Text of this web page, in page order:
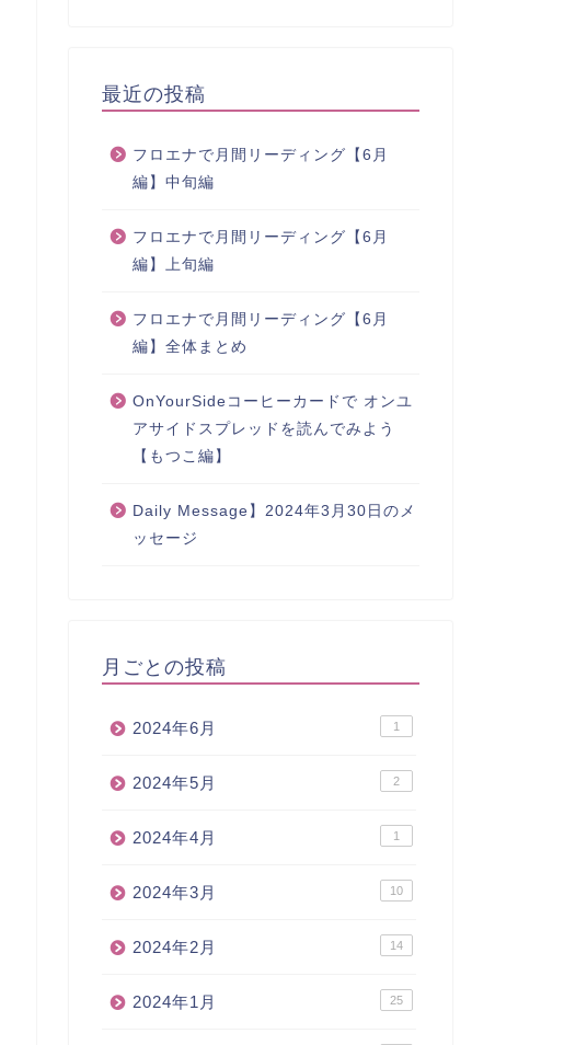
最近の投稿
フロエナで月間リーディング【6月
編】中旬編
フロエナで月間リーディング【6月
編】上旬編
フロエナで月間リーディング【6月
編】全体まとめ
OnYourSideコーヒーカードで オンユ
アサイドスプレッドを読んでみよう
【もつこ編】
Daily Message】2024年3月30日のメ
ッセージ
月ごとの投稿
2024年6月 1
2024年5月 2
2024年4月 1
2024年3月 10
2024年2月 14
2024年1月 25